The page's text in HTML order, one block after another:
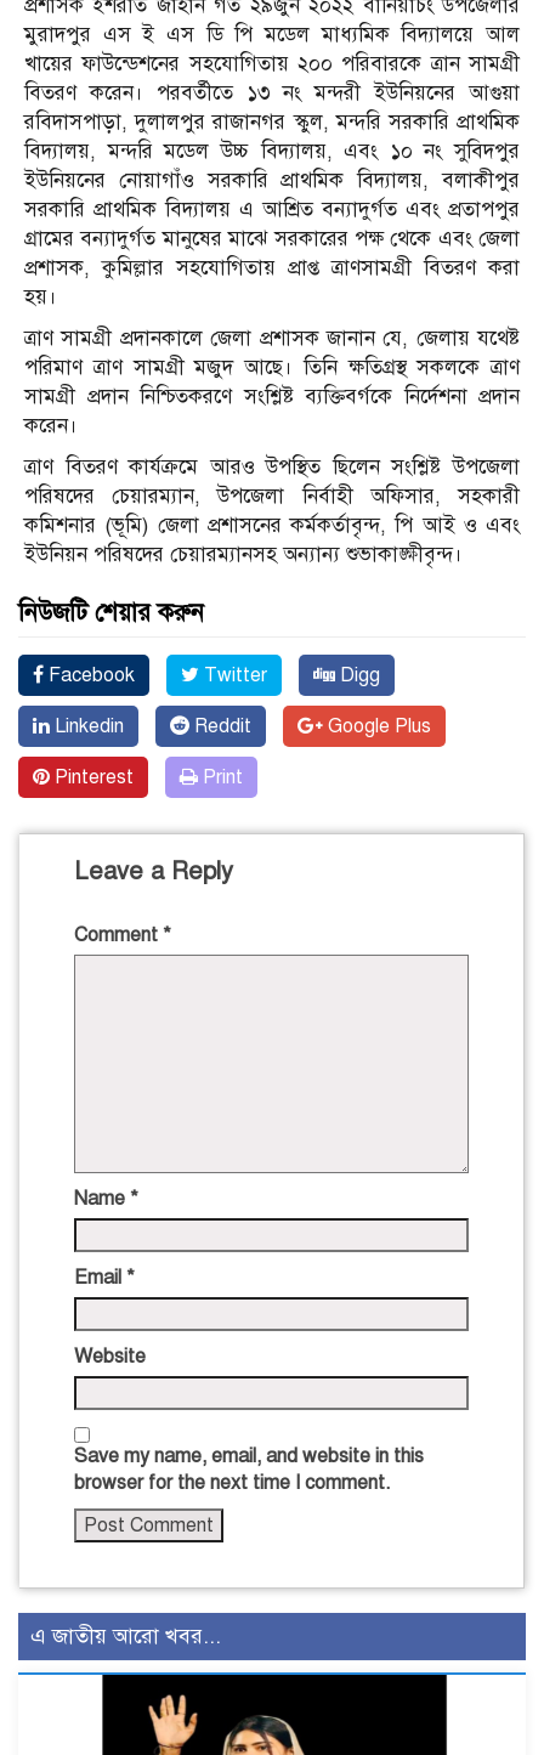
প্রশাসক ইশরাত জাহান গত ২৯জুন ২০২২ বানিয়াচং উপজেলার
মুরাদপুর এস ই এস ডি পি মডেল মাধ্যমিক বিদ্যালয়ে আল
খায়ের ফাউন্ডেশনের সহযোগিতায় ২০০ পরিবারকে ত্রান সামগ্রী
বিতরণ করেন। পরবর্তীতে ১৩ নং মন্দরী ইউনিয়নের আগুয়া
রবিদাসপাড়া, দুলালপুর রাজানগর স্কুল, মন্দরি সরকারি প্রাথমিক
বিদ্যালয়, মন্দরি মডেল উচ্চ বিদ্যালয়, এবং ১০ নং সুবিদপুর
ইউনিয়নের নোয়াগাঁও সরকারি প্রাথমিক বিদ্যালয়, বলাকীপুর
সরকারি প্রাথমিক বিদ্যালয় এ আশ্রিত বন্যাদুর্গত এবং প্রতাপপুর
গ্রামের বন্যাদুর্গত মানুষের মাঝে সরকারের পক্ষ থেকে এবং জেলা
প্রশাসক, কুমিল্লার সহযোগিতায় প্রাপ্ত ত্রাণসামগ্রী বিতরণ করা
হয়।
ত্রাণ সামগ্রী প্রদানকালে জেলা প্রশাসক জানান যে, জেলায় যথেষ্ট
পরিমাণ ত্রাণ সামগ্রী মজুদ আছে। তিনি ক্ষতিগ্রস্থ সকলকে ত্রাণ
সামগ্রী প্রদান নিশ্চিতকরণে সংশ্লিষ্ট ব্যক্তিবর্গকে নির্দেশনা প্রদান
করেন।
ত্রাণ বিতরণ কার্যক্রমে আরও উপস্থিত ছিলেন সংশ্লিষ্ট উপজেলা
পরিষদের চেয়ারম্যান, উপজেলা নির্বাহী অফিসার, সহকারী
কমিশনার (ভূমি) জেলা প্রশাসনের কর্মকর্তাবৃন্দ, পি আই ও এবং
ইউনিয়ন পরিষদের চেয়ারম্যানসহ অন্যান্য শুভাকাঙ্ক্ষীবৃন্দ।
নিউজটি শেয়ার করুন
Facebook Twitter Digg
Linkedin Reddit Google Plus
Pinterest Print
Leave a Reply
Comment *
Name *
Email *
Website
Save my name, email, and website in this
browser for the next time I comment.
এ জাতীয় আরো খবর...